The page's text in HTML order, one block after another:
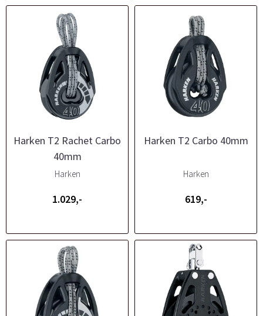
Harken T2 Rachet Carbo
40mm
Harken
1.029,-
Harken T2 Carbo 40mm
Harken
619,-